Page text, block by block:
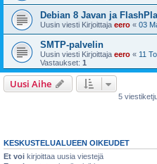
Debian 8 Javan ja
Uusin viesti Kirjoittaja eero « 03
SMTP-palvelin
Uusin viesti Kirjoittaja eero « 11
Vastaukset: 1
Uusi Aihe
5
KESKUSTELUALUEEN OIKEUDET
Et voi kirjoittaa uusia viestejä